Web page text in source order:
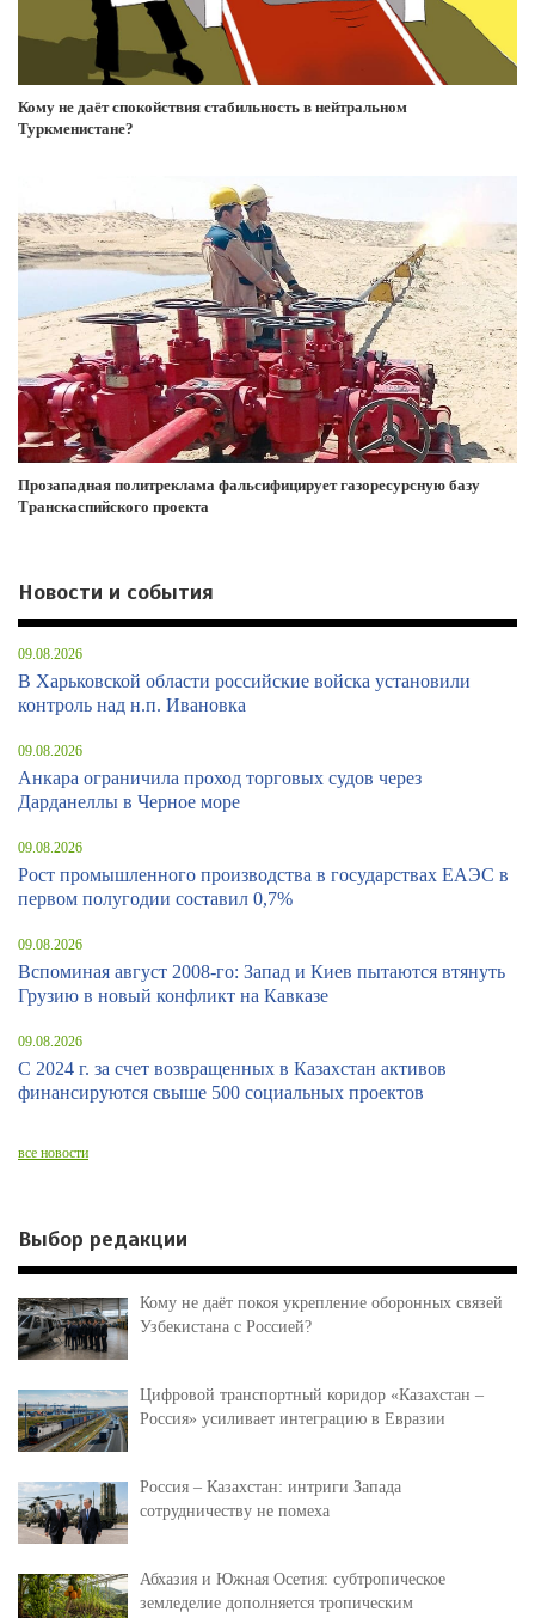
Кому не даёт спокойствия стабильность в нейтральном
Туркменистане?
Прозападная политреклама фальсифицирует газоресурсную базу
Транскаспийского проекта
Новости и события
09.08.2026
В Харьковской области российские войска установили
контроль над н.п. Ивановка
09.08.2026
Анкара ограничила проход торговых судов через
Дарданеллы в Черное море
09.08.2026
Рост промышленного производства в государствах ЕАЭС в
первом полугодии составил 0,7%
09.08.2026
Вспоминая август 2008-го: Запад и Киев пытаются втянуть
Грузию в новый конфликт на Кавказе
09.08.2026
С 2024 г. за счет возвращенных в Казахстан активов
финансируются свыше 500 социальных проектов
все новости
Выбор редакции
Кому не даёт покоя укрепление оборонных связей
Узбекистана с Россией?
Цифровой транспортный коридор «Казахстан –
Россия» усиливает интеграцию в Евразии
Россия – Казахстан: интриги Запада
сотрудничеству не помеха
Абхазия и Южная Осетия: субтропическое
земледелие дополняется тропическим